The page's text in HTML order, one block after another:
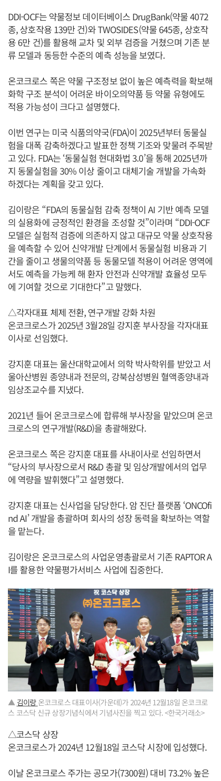
DDI-OCF는 약물정보 데이터베이스 DrugBank(약물 4072
종, 상호작용 139만 건)와 TWOSIDES(약물 645종, 상호작
용 6만 건)를 활용해 교차 및 외부 검증을 거쳤으며 기존 분
류 모델과 동등한 수준의 예측 성능을 보였다.
온코크로스 쪽은 약물 구조정보 없이 높은 예측력을 확보해
화학 구조 분석이 어려운 바이오의약품 등 약물 유형에도
적용 가능성이 크다고 설명했다.
이번 연구는 미국 식품의약국(FDA)이 2025년부터 동물실
험을 대폭 감축하겠다고 발표한 정책 기조와 맞물려 주목받
고 있다. FDA는 ‘동물실험 현대화법 3.0’을 통해 2025년까
지 동물실험을 30% 이상 줄이고 대체기술 개발을 가속화
하겠다는 계획을 갖고 있다.
김이랑은 “FDA의 동물실험 감축 정책이 AI 기반 예측 모델
의 실용화에 긍정적인 환경을 조성할 것”이라며 “DDI-OCF
모델은 실험적 검증에 의존하지 않고 대규모 약물 상호작용
을 예측할 수 있어 신약개발 단계에서 동물실험 비용과 기
간을 줄이고 생물의약품 등 동물모델 적용이 어려운 영역에
서도 예측을 가능케 해 환자 안전과 신약개발 효율성 모두
에 기여할 것으로 기대한다”고 말했다.
△각자대표 체제 전환, 연구개발 강화 차원
온코크로스가 2025년 3월28일 강지훈 부사장을 각자대표
이사로 선임했다.
강지훈 대표는 울산대학교에서 의학 박사학위를 받았고 서
울아산병원 종양내과 전문의, 강북삼성병원 혈액종양내과
임상조교수를 지냈다.
2021년 들어 온코크로스에 합류해 부사장을 맡았으며 온코
크로스의 연구개발(R&D)을 총괄해왔다.
온코크로스 쪽은 강지훈 대표를 사내이사로 선임하면서
“당사의 부사장으로서 R&D 총괄 및 임상개발에서의 업무
에 역량을 발휘했다”고 설명했다.
강지훈 대표는 신사업을 담당한다. 암 진단 플랫폼 ‘ONCOfi
nd AI’ 개발을 총괄하며 회사의 성장 동력을 확보하는 역할
을 맡는다.
김이랑은 온코크로스의 사업운영총괄로서 기존 RAPTOR A
I를 활용한 약물평가서비스 사업에 집중한다.
▲ 김이랑온코크로스 대표이사(가운데)가 2024년 12월18일 온코크로
스 코스닥 신규 상장기념식에서 기념사진을 찍고 있다. <한국거래소>
△코스닥 상장
온코크로스가 2024년 12월18일 코스닥 시장에 입성했다.
이날 온코크로스 주가는 공모가(7300원) 대비 73.2% 높은